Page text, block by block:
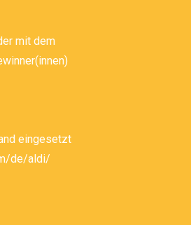
mit dem
eingesetzt
de/aldi/